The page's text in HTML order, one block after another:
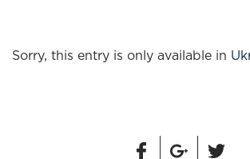
Sorry, this entry is only available in